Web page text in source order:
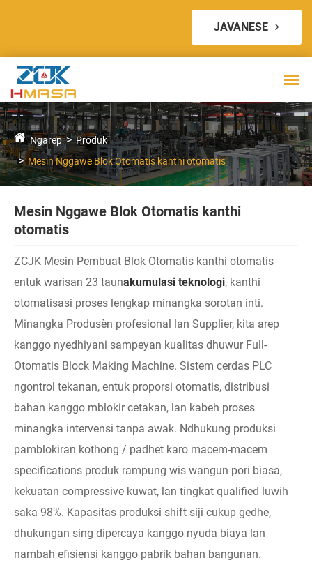
JAVANESE
Ngarep
Produk
Mesin Nggawe Blok Otomatis kanthi otomatis
Mesin Nggawe Blok Otomatis kanthi
otomatis
ZCJK Mesin Pembuat Blok Otomatis kanthi otomatis
entuk warisan 23 taunakumulasi teknologi, kanthi
otomatisasi proses lengkap minangka sorotan inti.
Minangka Produsèn profesional lan Supplier, kita arep
kanggo nyedhiyani sampeyan kualitas dhuwur Full-
Otomatis Block Making Machine. Sistem cerdas PLC
ngontrol tekanan, entuk proporsi otomatis, distribusi
bahan kanggo mblokir cetakan, lan kabeh proses
minangka intervensi tanpa awak. Ndhukung produksi
pamblokiran kothong / padhet karo macem-macem
specifications produk rampung wis wangun pori biasa,
kekuatan compressive kuwat, lan tingkat qualified luwih
saka 98%. Kapasitas produksi shift siji cukup gedhe,
dhukungan sing dipercaya kanggo nyuda biaya lan
nambah efisiensi kanggo pabrik bahan bangunan.